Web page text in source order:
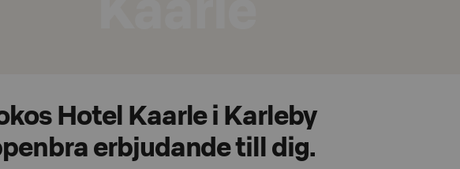
Hotel Kaarle i Karleby
er­bju­dan­de till dig.